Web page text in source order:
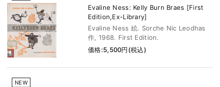
Evaline Ness: Kelly Burn Braes [First
Edition,Ex-Library]
Evaline Ness 絵. Sorche Nic Leodhas
作, 1968. First Edition.
価格:5,500円(税込)
NEW